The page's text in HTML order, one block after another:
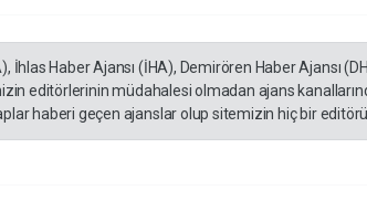
İhlas Haber Ajansı (İHA), Demirören Haber Ajansı
editörlerinin müdahalesi olmadan ajans
haberi geçen ajanslar olup sitemizin hiç bir